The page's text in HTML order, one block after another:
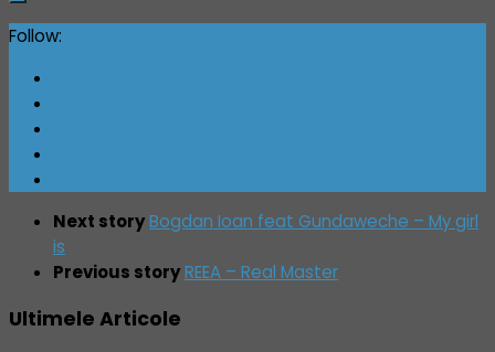
Follow:
Next storyBogdan Ioan feat Gundaweche – My girl
is
Previous storyREEA – Real Master
Ultimele Articole